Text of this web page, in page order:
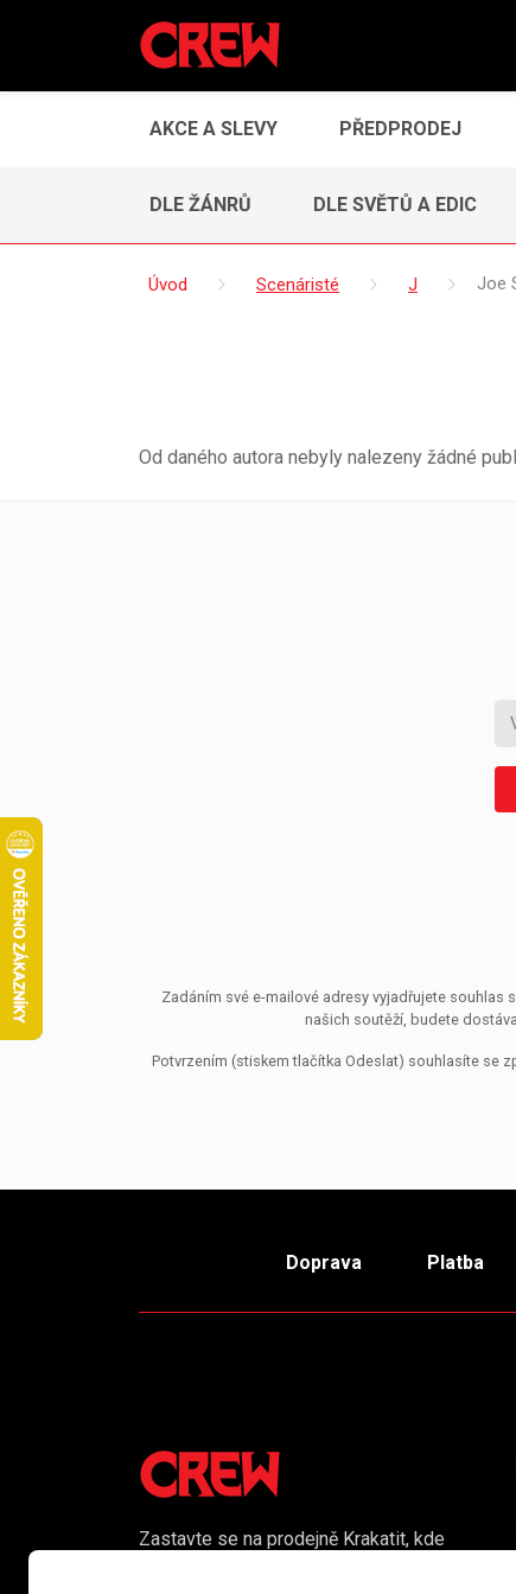
AKCE A SLEVY PŘEDPRODEJ
DLE ŽÁNRŮ DLE SVĚTŮ A EDIC
Úvod Scenáristé J Joe
Od daného autora nebyly nalezeny žádné
Zadáním své e-mailové adresy vyjadřujete
našich soutěží, budete
Potvrzením (stiskem tlačítka Odeslat) souhlasíte se
Doprava Platba
Zastavte se na prodejně Krakatit, kde